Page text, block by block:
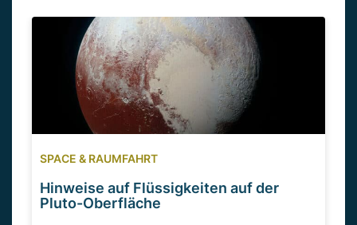
SPACE & RAUMFAHRT
Hinweise auf Flüssigkeiten auf der
Pluto-Oberfläche